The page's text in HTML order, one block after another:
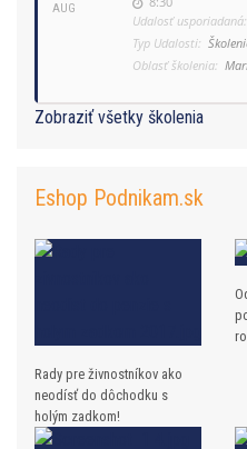
AUG
Udalosť usporiadaná:
Typ Udalosti:
Oblasť školenia:
Zobraziť všetky školenia
Eshop Podnikam.sk
Rady pre živnostníkov ako
neodísť do dôchodku s
holým zadkom!